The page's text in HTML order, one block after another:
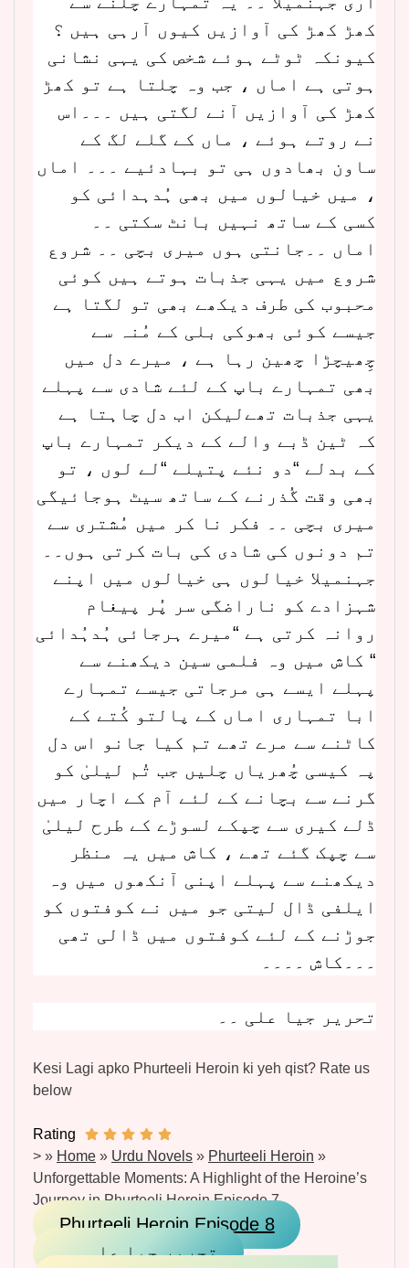
کھڑ کھڑ کی آوازیں کیوں آرہی ہیں ؟
کیونکہ ٹوٹے ہوئے شخص کی یہی نشانی
ہوتی ہے اماں ، جب وہ چلتا ہے تو کھڑ
کھڑ کی آوازیں آنے لگتی ہیں ۔۔۔اس
نے روتے ہوئے ، ماں کے گلے لگ کے
ساون بھادوں ہی تو بہادئیے ۔۔۔ اماں
، میں خیالوں میں بھی ہُدہدائی کو
کسی کے ساتھ نہیں بانٹ سکتی ۔۔
اماں ۔۔جانتی ہوں میری بچی ۔۔ شروع
شروع میں یہی جذبات ہوتے ہیں کوئی
محبوب کی طرف دیکھے بھی تو لگتا ہے
جیسے کوئی بھوکی بلی کے مُنہ سے
چِھیچڑا چھین رہا ہے ، میرے دل میں
بھی تمہارے باپ کے لئے شادی سے پہلے
یہی جذبات تھےلیکن اب دل چاہتا ہے
کہ ٹین ڈبے والے کے دیکر تمہارے باپ
کے بدلے “دو نئے پتیلے “لے لوں ، تو
بھی وقت گُذرنے کے ساتھ سیٹ ہوجائیگی
میری بچی ۔۔ فکر نا کر میں مُشتری سے
تم دونوں کی شادی کی بات کرتی ہوں۔۔
جہنمیلا خیالوں ہی خیالوں میں اپنے
شہزادے کو ناراضگی سر پُر پیغام
روانہ کرتی ہے “میرے ہرجائی ہُدہُدائی
“ کاش میں وہ فلمی سین دیکھنے سے
پہلے ایسے ہی مرجاتی جیسے تمہارے
ابا تمہاری اماں کے پالتو کُتے کے
کاٹنے سے مرے تھے تم کیا جانو اس دل
پہ کیسی چُھریاں چلیں جب تُم لیلیٰ کو
گرنے سے بچانے کے لئے آم کے اچار میں
ڈلے کیری سے چپکے لسوڑے کے طرح لیلیٰ
سے چپک گئے تھے ، کاش میں یہ منظر
دیکھنے سے پہلے اپنی آنکھوں میں وہ
ایلفی ڈال لیتی جو میں نے کوفتوں کو
جوڑنے کے لئے کوفتوں میں ڈالی تھی
۔۔۔کاش ۔۔۔۔
تحریر جیا علی ۔۔
Kesi Lagi apko Phurteeli Heroin ki yeh qist? Rate us
below
Rating
> » Home » Urdu Novels » Phurteeli Heroin »
Unforgettable Moments: A Highlight of the Heroine’s
Journey in Phurteeli Heroin Episode 7
Phurteeli Heroin Episode 8
تحریر جیا علی ۔۔